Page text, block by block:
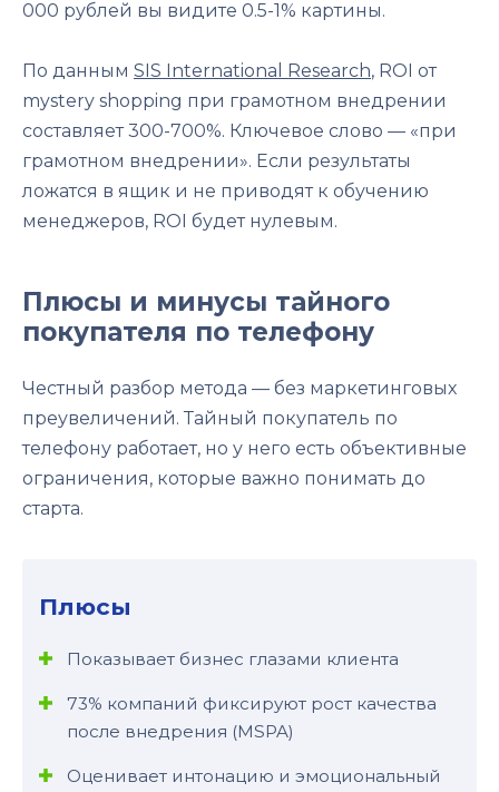
000 рублей вы видите 0.5-1% картины.
По данным SIS International Research, ROI от
mystery shopping при грамотном внедрении
составляет 300-700%. Ключевое слово — «при
грамотном внедрении». Если результаты
ложатся в ящик и не приводят к обучению
менеджеров, ROI будет нулевым.
Плюсы и минусы тайного
покупателя по телефону
Честный разбор метода — без маркетинговых
преувеличений. Тайный покупатель по
телефону работает, но у него есть объективные
ограничения, которые важно понимать до
старта.
Плюсы
Показывает бизнес глазами клиента
73% компаний фиксируют рост качества
после внедрения (MSPA)
Оценивает интонацию и эмоциональный